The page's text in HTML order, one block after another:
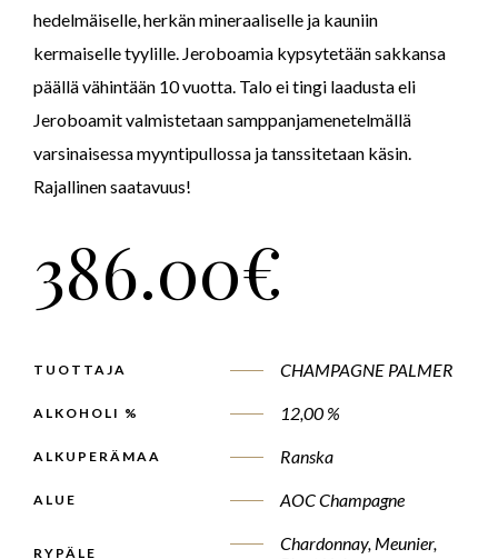
hedelmäiselle, herkän mineraaliselle ja kauniin
kermaiselle tyylille. Jeroboamia kypsytetään sakkansa
päällä vähintään 10 vuotta. Talo ei tingi laadusta eli
Jeroboamit valmistetaan samppanjamenetelmällä
varsinaisessa myyntipullossa ja tanssitetaan käsin.
Rajallinen saatavuus!
386.00€
TUOTTAJA CHAMPAGNE PALMER
ALKOHOLI % 12,00 %
ALKUPERÄMAA Ranska
ALUE AOC Champagne
RYPÄLE
Chardonnay, Meunier,